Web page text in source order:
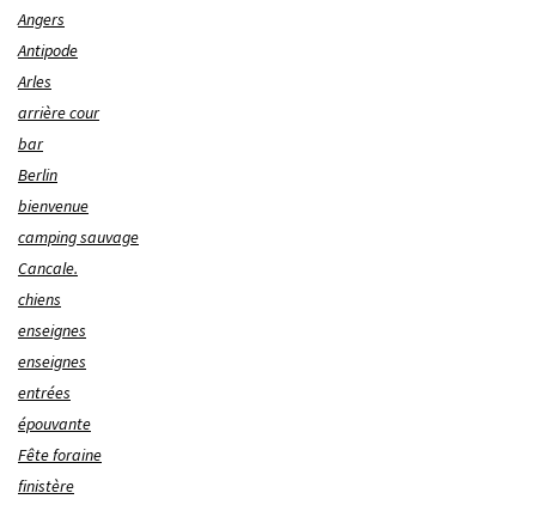
Angers
Antipode
Arles
arrière cour
bar
Berlin
bienvenue
camping sauvage
Cancale.
chiens
enseignes
enseignes
entrées
épouvante
Fête foraine
finistère